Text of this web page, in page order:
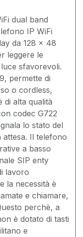
dual band
IP WiFi
da 128 x 48
leggere le
sfavorevoli.
permette di
o cordless,
di alta qualità
codec G722
lo stato del
attesa. Il telefono
a basso
SIP enty
lavoro
la necessità è
e chiamare,
perchè, a
è dotato di tasti
e